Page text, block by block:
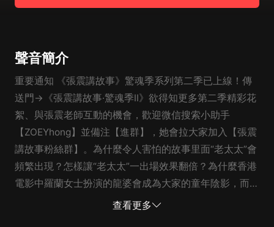
聲音簡介
重要通知 《張震講故事》驚魂季系列第二季已上線！傳
送門→《張震講故事·驚魂季II》欲得知更多第二季精彩花
絮、與張震老師互動的機會，歡迎微信搜索小助手
【ZOEYhong】並備注【進群】，她會拉大家加入【張震
講故事粉絲群】。為什麼令人害怕的故事里面“老太太”會
頻繁出現？怎樣讓“老太太”一出場效果翻倍？為什麼香港
電影中羅蘭女士扮演的龍婆會成為大家的童年陰影，而如
果換成老爺爺效果則會減弱？張震首度解讀故事中的符
查看更多